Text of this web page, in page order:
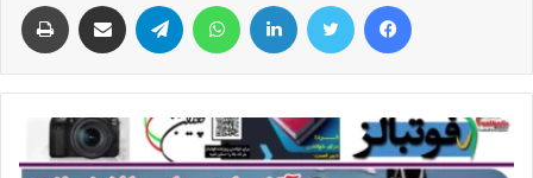
سرمربی تیم فوتسال زنان مس‌رفسنجان با بیان اینکه بیشتر بازیکنان ما
بی‌نام‌ونشان هستند گفت: جز تعدادی از بازیکنان و خانم توسلی که در
نیم‌فصل دوم به ما اضافه شد باقی بازیکنان ما بی‌نام‌ونشان و آینده‌های
فوتسال رفسنجان هستند. این بچه‌ها خودشان را ثابت کردند و جواب
اعتماد ما را دادند.